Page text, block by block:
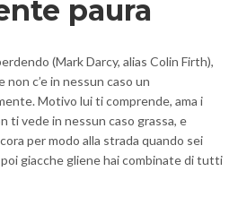
paura
(Mark Darcy, alias Colin Firth),
non c’e in nessun caso un
Motivo lui ti comprende, ama i
ti vede in nessun caso grassa, e
per modo alla strada quando sei
giacche gliene hai combinate di tutti